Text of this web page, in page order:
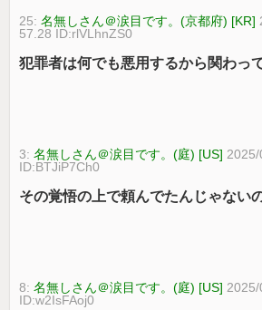
25:名無しさん＠涙目です。(京都府) [KR]
57.28 ID:rlVLhnZS0
犯罪者は何でも悪用するから関わっ
3:名無しさん＠涙目です。(庭) [US]
ID:BTJiP7Ch0
その覚悟の上で頼んでたんじゃない
8:名無しさん＠涙目です。(庭) [US]
ID:w2IsFAoj0